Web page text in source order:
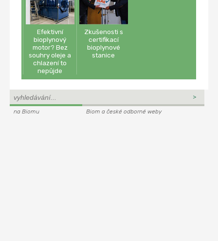
Efektivní
bioplynový
motor? Bez
souhry oleje a
chlazení to
nepůjde
Zkušenosti s
certifikací
bioplynové
stanice
na Biomu Biom a české odborné weby